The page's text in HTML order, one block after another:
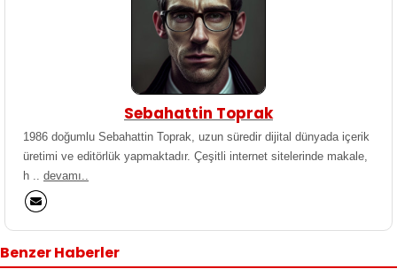
Sebahattin Toprak
1986 doğumlu Sebahattin Toprak, uzun süredir dijital dünyada içerik
üretimi ve editörlük yapmaktadır. Çeşitli internet sitelerinde makale,
h .. devamı..
Benzer Haberler